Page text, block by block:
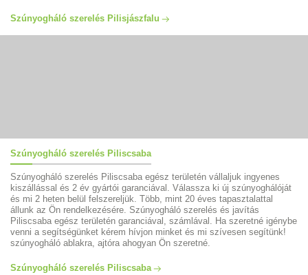
Szúnyogháló szerelés Pilisjászfalu
Szúnyogháló szerelés Piliscsaba
Szúnyogháló szerelés Piliscsaba egész területén vállaljuk ingyenes
kiszállással és 2 év gyártói garanciával. Válassza ki új szúnyoghálóját
és mi 2 heten belül felszereljük. Több, mint 20 éves tapasztalattal
állunk az Ön rendelkezésére. Szúnyogháló szerelés és javítás
Piliscsaba egész területén garanciával, számlával. Ha szeretné igénybe
venni a segítségünket kérem hívjon minket és mi szívesen segítünk!
szúnyogháló ablakra, ajtóra ahogyan Ön szeretné.
Szúnyogháló szerelés Piliscsaba